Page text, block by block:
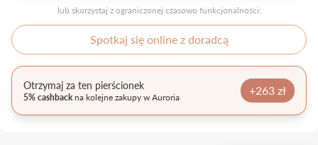
lub skorzystaj z ograniczonej czasowo funkcjonalności:
Spotkaj się online z doradcą
Otrzymaj za ten pierścionek
5% cashbackna kolejne zakupy w Auroria +263 zł